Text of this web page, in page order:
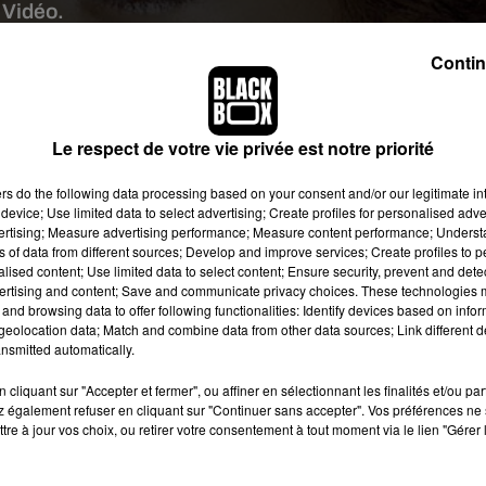
Vidéo.
Carter, et notamment de la chanteuse
sur les tubes «
Crazy In Love
ovale du temps de son mandat présidentiel.
d’interpréter l’hymne national américain au Capitol
d’imaginer que l’ancienne première dame des États-Unis
. Un dîner entre amies oui, mais une soirée
apparition et affole littéralement la toile depuis
Knowles toutes deux hilares et arborant de drôles
tout aussi sourire. Les trois amies s’amusent alors à
entre copines. D’après les informations de
d’
lorsque Michelle Obama était encore première dame
Le respect de votre vie privée est notre priorité
do the following data processing based on your consent and/or our legitimate
Use limited data to select advertising; Create profiles for personalised
Measure advertising performance; Measure content performance;
of data from different sources; Develop and improve services; Create profiles to
content; Use limited data to select content; Ensure security, prevent and
and content; Save and communicate privacy choices. These technologies
browsing data to offer following functionalities: Identify devices based on
data; Match and combine data from other data sources; Link different
automatically.
cliquant sur "Accepter et fermer", ou affiner en sélectionnant les finalités et/ou
également refuser en cliquant sur "Continuer sans accepter". Vos préférences
à jour vos choix, ou retirer votre consentement à tout moment via le lien